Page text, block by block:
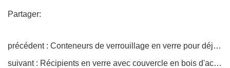
Partager:
précédent : Conteneurs de verrouillage en verre pour déjeuner alimentaire
suivant : Récipients en verre avec couvercle en bois d'acacia